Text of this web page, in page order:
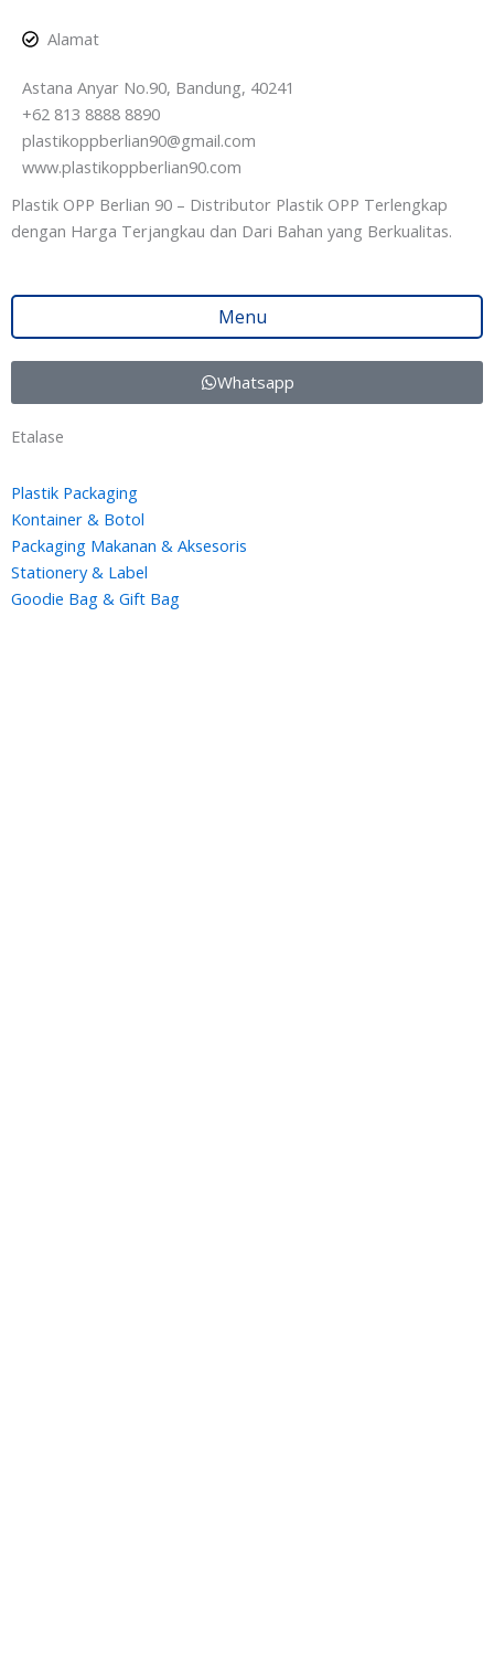
Alamat
Astana Anyar No.90, Bandung, 40241
+62 813 8888 8890
plastikoppberlian90@gmail.com
www.plastikoppberlian90.com
Plastik OPP Berlian 90 – Distributor Plastik OPP Terlengkap
dengan Harga Terjangkau dan Dari Bahan yang Berkualitas.
Menu
Whatsapp
Etalase
Plastik Packaging
Kontainer & Botol
Packaging Makanan & Aksesoris
Stationery & Label
Goodie Bag & Gift Bag